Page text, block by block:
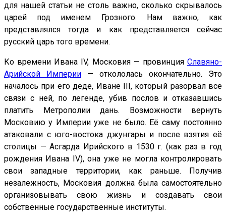
для нашей статьи не столь важно, сколько скрывалось
царей под именем Грозного. Нам важно, как
представлялся тогда и как представляется сейчас
русский царь того времени.
Ко времени Ивана IV, Московия — провинция Славяно-
Арийской Империи — откололась окончательно. Это
началось при его деде, Иване III, который разорвал все
связи с ней, по легенде, убив послов и отказавшись
платить Метрополии дань. Возможности вернуть
Московию у Империи уже не было. Её саму постоянно
атаковали с юго-востока джунгары и после взятия её
столицы — Асгарда Ирийского в 1530 г. (как раз в год
рождения Ивана IV), она уже не могла контролировать
свои западные территории, как раньше. Получив
незалежность, Московия должна была самостоятельно
организовывать свою жизнь и создавать свои
собственные государственные институты.